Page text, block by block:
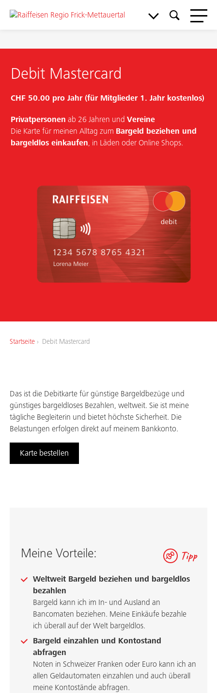
Meine Bank
Aktuelles & Angebote
Arbeiten bei uns
Debit Mastercard
CHF 50.00 pro Jahr (für Mitglieder 1. Jahr kostenlos)
Privatpersonen ab 26 Jahren undVereine
Die Karte für meinen Alltag zum Bargeld beziehen und
bargeldlos einkaufen, in Läden oder Online Shops.
Startseite Debit Mastercard
Das ist die Debitkarte für günstige Bargeldbezüge und
günstiges bargeldloses Bezahlen, weltweit. Sie ist meine
tägliche Begleiterin und bietet höchste Sicherheit. Die
Belastungen erfolgen direkt auf meinem Bankkonto.
Karte bestellen
Tipp
Meine Vorteile:
Weltweit Bargeld beziehen und bargeldlos
bezahlen
Bargeld kann ich im In- und Ausland an
Bancomaten beziehen. Meine Einkäufe bezahle
ich überall auf der Welt bargeldlos.
Bargeld einzahlen und Kontostand
abfragen
Noten in Schweizer Franken oder Euro kann ich an
allen Geldautomaten einzahlen und auch überall
meine Kontostände abfragen.